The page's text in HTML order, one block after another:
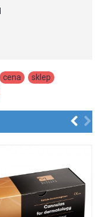
cena sklep